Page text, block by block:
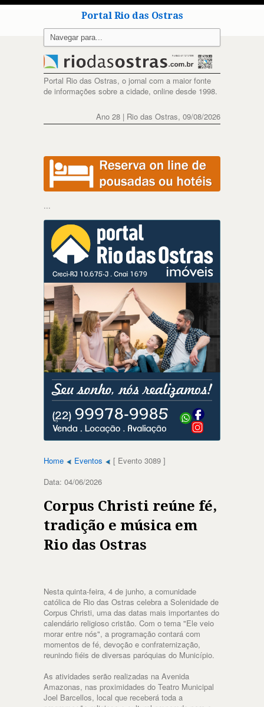
Portal Rio das Ostras
Portal Rio das Ostras, o jornal com a maior fonte
de informações sobre a cidade, online desde 1998.
Ano 28 | Rio das Ostras, 09/08/2026
...
Home Eventos
[ Evento 3089 ]
Data: 04/06/2026
Corpus Christi reúne fé,
tradição e música em
Rio das Ostras
Nesta quinta-feira, 4 de junho, a comunidade
católica de Rio das Ostras celebra a Solenidade de
Corpus Christi, uma das datas mais importantes do
calendário religioso cristão. Com o tema "Ele veio
morar entre nós", a programação contará com
momentos de fé, devoção e confraternização,
reunindo fiéis de diversas paróquias do Município.
As atividades serão realizadas na Avenida
Amazonas, nas proximidades do Teatro Municipal
Joel Barcellos, local que receberá toda a